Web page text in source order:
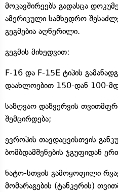
მოკავშირეებს გადასცა
ამერიკული სამხედრო
გეგმებია აღწერილი.
გეგმის მიხედვით:
F-16 და F-15E ტიპის
დაახლოებით 150-დან 100-
საზღვაო დაზვერვის
შემცირდება;
ევროპის თავდაცვისთვის
ბომბდამშენების ჯგუფიდან
ნატო-სთვის გამოყოფილი
მომარაგების (ტანკერის)